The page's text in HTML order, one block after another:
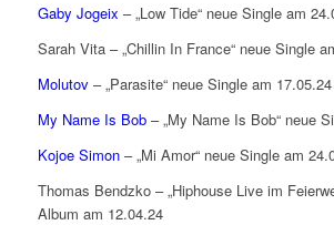
Gaby Jogeix – „Low Tide“ neue Single am
Sarah Vita – „Chillin In France“ neue Single
Molutov– „Parasite“ neue Single am 17.05.24
My Name Is Bob– „My Name Is Bob“ neue
Kojoe Simon– „Mi Amor“ neue Single am
Thomas Bendzko – „Hiphouse Live im
Album am 12.04.24